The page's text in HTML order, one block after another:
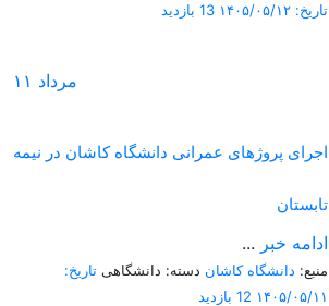
تاریخ: ۱۴۰۵/۰۵/۱۲
13 بازدید
۱۱ مرداد
اجرای پروژهای عمرانی دانشگاه کاشان در نیمه
تابستان
... ادامه خبر
منبع: دانشگاه کاشان دسته: دانشگاهی تاریخ:
۱۴۰۵/۰۵/۱۱ 12 بازدید